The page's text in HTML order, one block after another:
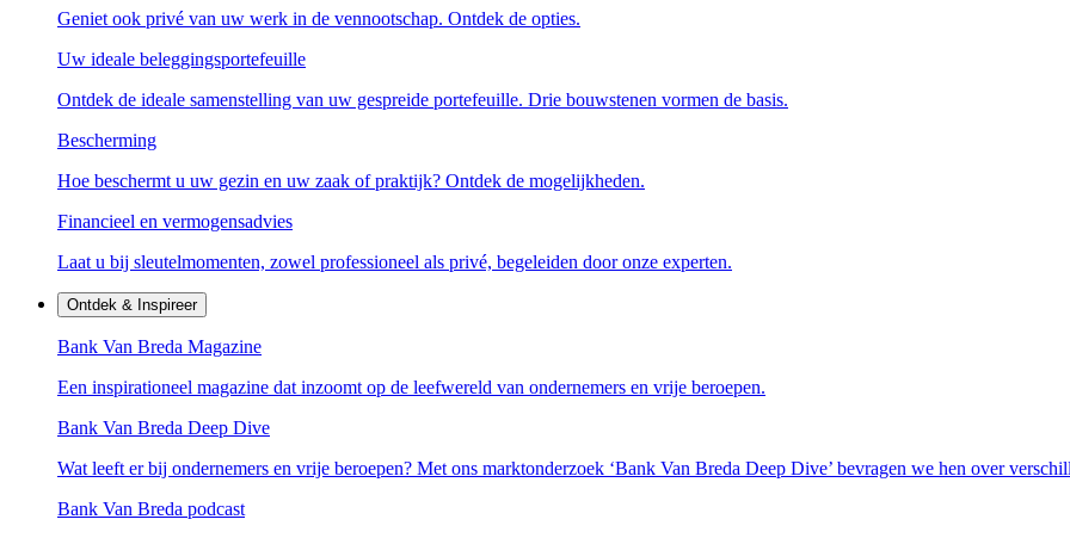
Geniet ook privé van uw werk in de vennootschap. Ontdek de opties.
Uw ideale beleggingsportefeuille
Ontdek de ideale samenstelling van uw gespreide portefeuille. Drie bouwstenen vormen de basis.
Bescherming
Hoe beschermt u uw gezin en uw zaak of praktijk? Ontdek de mogelijkheden.
Financieel en vermogensadvies
Laat u bij sleutelmomenten, zowel professioneel als privé, begeleiden door onze experten.
Ontdek & Inspireer
Bank Van Breda Magazine
Een inspirationeel magazine dat inzoomt op de leefwereld van ondernemers en vrije beroepen.
Bank Van Breda Deep Dive
Wat leeft er bij ondernemers en vrije beroepen? Met ons marktonderzoek ‘Bank Van Breda Deep Dive’ bevragen we hen over
Bank Van Breda podcast